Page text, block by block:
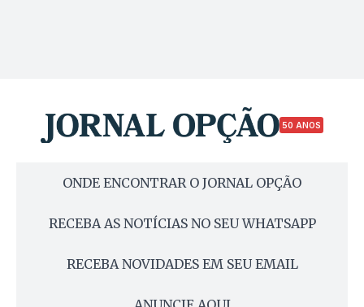
50 ANOS
ONDE ENCONTRAR O JORNAL OPÇÃO
RECEBA AS NOTÍCIAS NO SEU WHATSAPP
RECEBA NOVIDADES EM SEU EMAIL